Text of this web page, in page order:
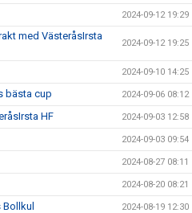
2024-09-12 19:29
med VästeråsIrsta
2024-09-12 19:25
2024-09-10 14:25
bästa cup 2024-09-06 08:12
HF 2024-09-03 12:58
2024-09-03 09:54
2024-08-27 08:11
2024-08-20 08:21
Bollkul 2024-08-19 12:30